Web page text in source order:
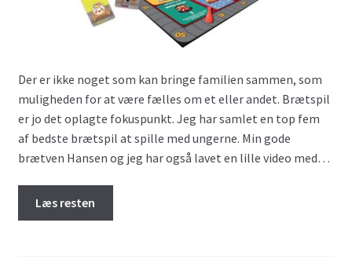
Der er ikke noget som kan bringe familien sammen, som
muligheden for at være fælles om et eller andet. Brætspil
er jo det oplagte fokuspunkt. Jeg har samlet en top fem
af bedste brætspil at spille med ungerne. Min gode
brætven Hansen og jeg har også lavet en lille video med…
Læs resten